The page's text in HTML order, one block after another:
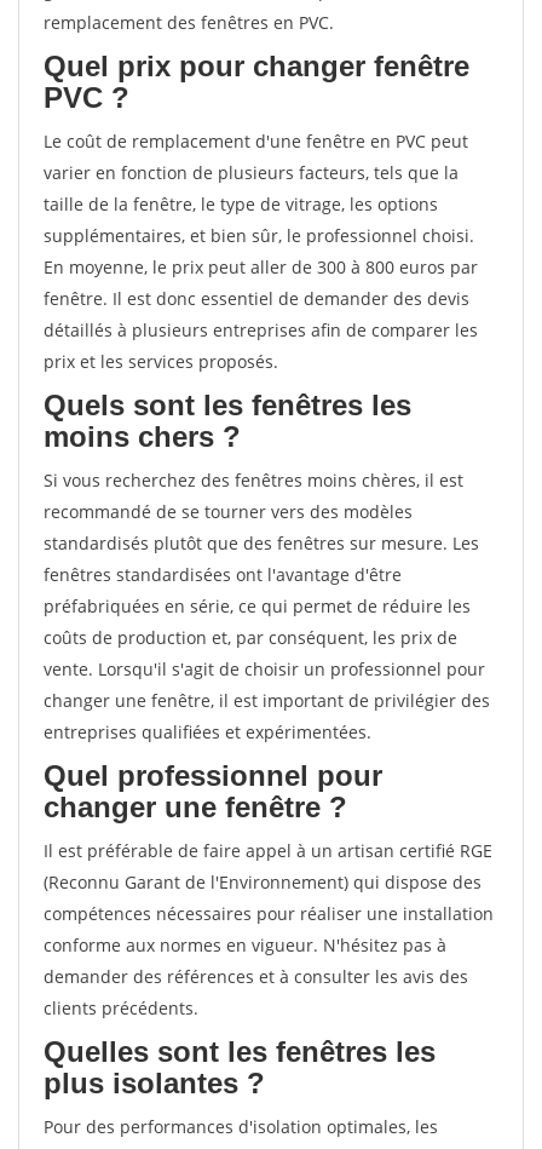
remplacement des fenêtres en PVC.
Quel prix pour changer fenêtre
PVC ?
Le coût de remplacement d'une fenêtre en PVC peut
varier en fonction de plusieurs facteurs, tels que la
taille de la fenêtre, le type de vitrage, les options
supplémentaires, et bien sûr, le professionnel choisi.
En moyenne, le prix peut aller de 300 à 800 euros par
fenêtre. Il est donc essentiel de demander des devis
détaillés à plusieurs entreprises afin de comparer les
prix et les services proposés.
Quels sont les fenêtres les
moins chers ?
Si vous recherchez des fenêtres moins chères, il est
recommandé de se tourner vers des modèles
standardisés plutôt que des fenêtres sur mesure. Les
fenêtres standardisées ont l'avantage d'être
préfabriquées en série, ce qui permet de réduire les
coûts de production et, par conséquent, les prix de
vente. Lorsqu'il s'agit de choisir un professionnel pour
changer une fenêtre, il est important de privilégier des
entreprises qualifiées et expérimentées.
Quel professionnel pour
changer une fenêtre ?
Il est préférable de faire appel à un artisan certifié RGE
(Reconnu Garant de l'Environnement) qui dispose des
compétences nécessaires pour réaliser une installation
conforme aux normes en vigueur. N'hésitez pas à
demander des références et à consulter les avis des
clients précédents.
Quelles sont les fenêtres les
plus isolantes ?
Pour des performances d'isolation optimales, les